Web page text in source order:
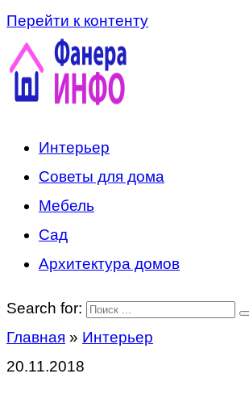
Перейти к контенту
Интерьер
Советы для дома
Мебель
Сад
Архитектура домов
Search for:
Главная » Интерьер
20.11.2018